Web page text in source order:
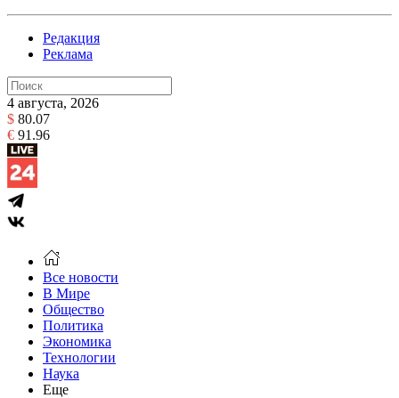
Редакция
Реклама
4 августа, 2026
$ 80.07
€ 91.96
Все новости
В Мире
Общество
Политика
Экономика
Технологии
Наука
Еще